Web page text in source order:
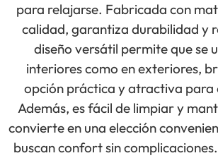
para relajarse. Fabricada con
calidad, garantiza durabilidad y
diseño versátil permite que se
interiores como en exteriores,
opción práctica y atractiva para
Además, es fácil de limpiar y
convierte en una elección
buscan confort sin